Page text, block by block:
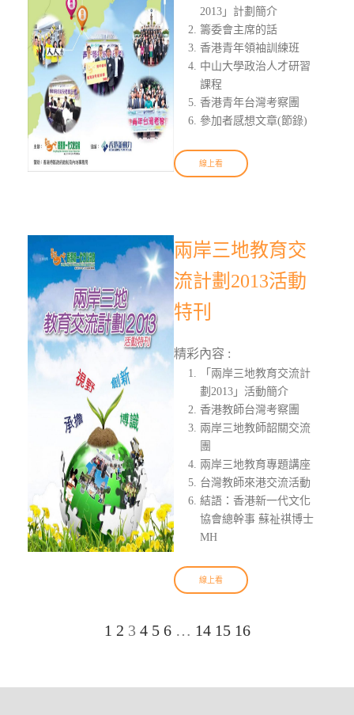
2013」計劃簡介
籌委會主席的話
香港青年領袖訓練班
中山大學政治人才研習
課程
香港青年台灣考察團
參加者感想文章(節錄)
線上看
兩岸三地教育交
流計劃2013活動
特刊
精彩內容 :
「兩岸三地教育交流計
劃2013」活動簡介
香港教師台灣考察團
兩岸三地教師韶關交流
團
兩岸三地教育專題講座
台灣教師來港交流活動
結語：香港新一代文化
協會總幹事 蘇祉祺博士
MH
線上看
1 2 3 4 5 6 … 14 15 16